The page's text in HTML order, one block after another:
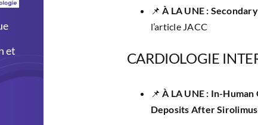
et
📌À LA UNE :
l’article JACC
CARDIOLOGIE
📌À LA UNE : In-
Deposits After